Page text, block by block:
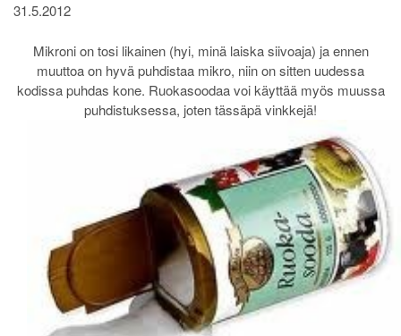
31.5.2012
Mikroni on tosi likainen (hyi, minä laiska siivoaja) ja ennen
muuttoa on hyvä puhdistaa mikro, niin on sitten uudessa
kodissa puhdas kone. Ruokasoodaa voi käyttää myös muussa
puhdistuksessa, joten tässäpä vinkkejä!